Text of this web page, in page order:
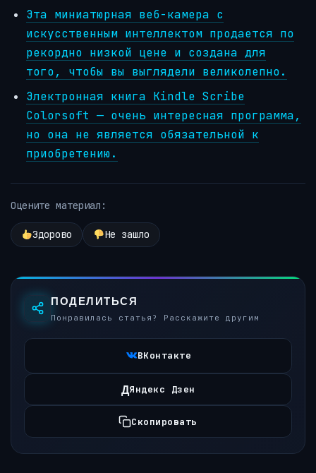
Эта миниатюрная веб-камера с
искусственным интеллектом продается по
рекордно низкой цене и создана для
того, чтобы вы выглядели великолепно.
Электронная книга Kindle Scribe
Colorsoft — очень интересная программа,
но она не является обязательной к
приобретению.
Оцените материал:
Здорово Не зашло
ПОДЕЛИТЬСЯ
Понравилась статья? Расскажите другим
ВКонтакте
ДЯндекс Дзен
Скопировать